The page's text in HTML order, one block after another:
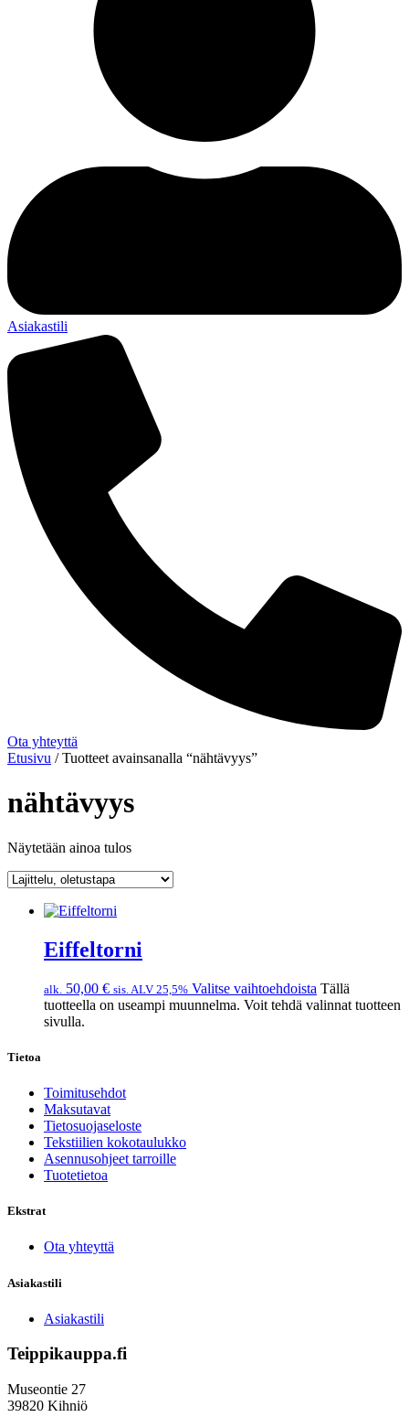
Asiakastili
Ota yhteyttä
Etusivu / Tuotteet avainsanalla “nähtävyys”
nähtävyys
Näytetään ainoa tulos
Eiffeltorni
alk. 50,00 € sis. ALV 25,5% Valitse vaihtoehdoista Tällä
tuotteella on useampi muunnelma. Voit tehdä valinnat tuotteen
sivulla.
Tietoa
Toimitusehdot
Maksutavat
Tietosuojaseloste
Tekstiilien kokotaulukko
Asennusohjeet tarroille
Tuotetietoa
Ekstrat
Ota yhteyttä
Asiakastili
Asiakastili
Teippikauppa.fi
Museontie 27
39820 Kihniö